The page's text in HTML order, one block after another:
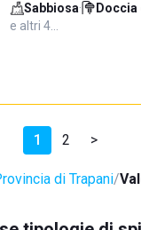
Sabbiosa· Doccia
e altri 4…
1 2 >
di Trapani